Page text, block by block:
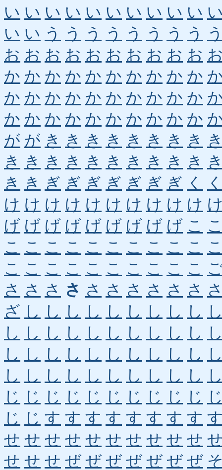
い い い い い い い い い い
い い う う う う う う う う
お お お お お お お お お お
か か か か か か か か か か
か か か か か か か か か か
か か か か か か か か か か
が が き き き き き き き き
き き き き き き き き き き
き き ぎ ぎ ぎ ぎ ぎ ぎ ぎ く
け け け け け け け け け け
げ げ げ げ げ げ げ げ げ こ
こ こ こ こ こ こ こ こ こ こ
こ こ こ こ こ こ こ こ こ こ
さ さ さ さ さ さ さ さ さ さ
ざ し し し し し し し し し
し し し し し し し し し し
し し し し し し し し し し
し し し し し し し し し し
じ じ じ じ じ じ じ じ じ じ
じ じ す す す す す す す す
せ せ せ せ せ せ せ せ せ せ
せ せ せ ぜ ぜ ぜ ぜ ぜ ぜ ぜ